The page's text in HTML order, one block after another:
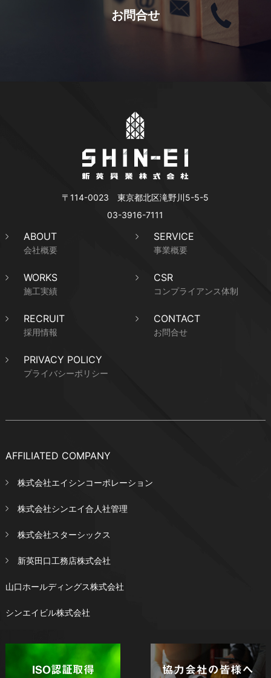
お問合せ
〒114-0023 東京都北区滝野川5-5-5
03-3916-7111
ABOUT
会社概要
SERVICE
事業概要
WORKS
施工実績
CSR
コンプライアンス体制
RECRUIT
採用情報
CONTACT
お問合せ
PRIVACY POLICY
プライバシーポリシー
AFFILIATED COMPANY
株式会社エイシンコーポレーション
株式会社シンエイ合人社管理
株式会社スターシックス
新英田口工務店株式会社
山口ホールディングス株式会社
シンエイビル株式会社